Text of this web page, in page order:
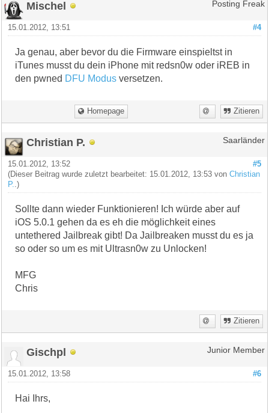
Mischel Posting Freak
#4
15.01.2012, 13:51
Ja genau, aber bevor du die Firmware einspieltst in
iTunes musst du dein iPhone mit redsn0w oder iREB in
den pwned DFU Modus versetzen.
Homepage Zitieren
Christian P. Saarländer
#5
15.01.2012, 13:52
(Dieser Beitrag wurde zuletzt bearbeitet: 15.01.2012, 13:53 vonChristian
P. .)
Sollte dann wieder Funktionieren! Ich würde aber auf
iOS 5.0.1 gehen da es eh die möglichkeit eines
untethered Jailbreak gibt! Da Jailbreaken musst du es ja
so oder so um es mit Ultrasn0w zu Unlocken!
MFG
Chris
Zitieren
Gischpl Junior Member
#6
15.01.2012, 13:58
Hai Ihrs,